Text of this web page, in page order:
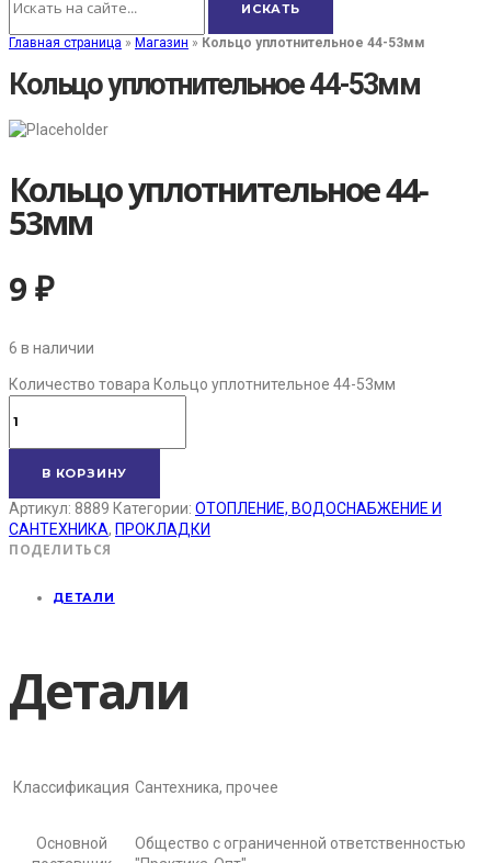
Главная страница » Магазин » Кольцо уплотнительное 44-53мм
Кольцо уплотнительное 44-53мм
Кольцо уплотнительное 44-
53мм
9₽
6 в наличии
Количество товара Кольцо уплотнительное 44-53мм
В КОРЗИНУ
Артикул: 8889 Категории: ОТОПЛЕНИЕ, ВОДОСНАБЖЕНИЕ И
САНТЕХНИКА, ПРОКЛАДКИ
ПОДЕЛИТЬСЯ
ДЕТАЛИ
Детали
Классификация Сантехника, прочее
Основной
Общество с ограниченной ответственностью